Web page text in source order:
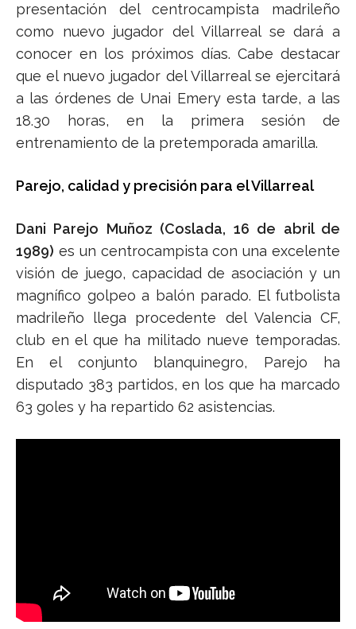
presentación del centrocampista madrileño
como nuevo jugador del Villarreal se dará a
conocer en los próximos días. Cabe destacar
que el nuevo jugador del Villarreal se ejercitará
a las órdenes de Unai Emery esta tarde, a las
18.30 horas, en la primera sesión de
entrenamiento de la pretemporada amarilla.
Parejo, calidad y precisión para el Villarreal
Dani Parejo Muñoz (Coslada, 16 de abril de
1989) es un centrocampista con una excelente
visión de juego, capacidad de asociación y un
magnífico golpeo a balón parado. El futbolista
madrileño llega procedente del Valencia CF,
club en el que ha militado nueve temporadas.
En el conjunto blanquinegro, Parejo ha
disputado 383 partidos, en los que ha marcado
63 goles y ha repartido 62 asistencias.